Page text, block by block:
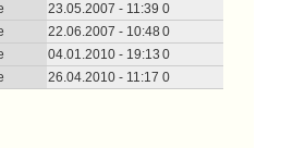
23.05.2007 - 11:39 0
22.06.2007 - 10:48 0
04.01.2010 - 19:13 0
26.04.2010 - 11:17 0